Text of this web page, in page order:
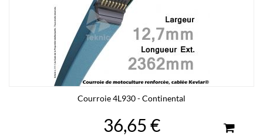
Courroie 4L930 - Continental
36,65 €